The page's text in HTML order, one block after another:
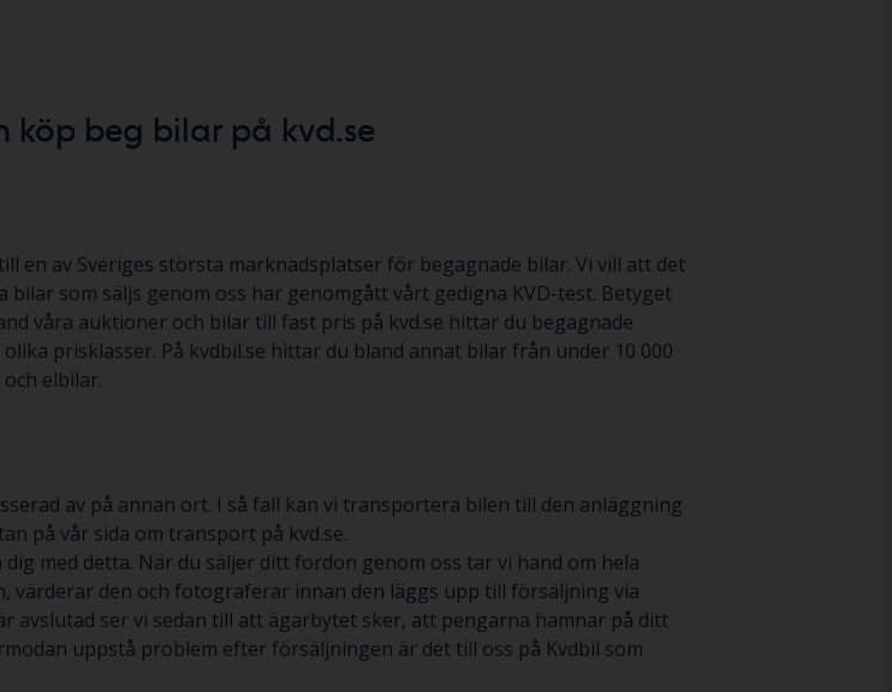
beg bilar på kvd.se
en av Sveriges största marknadsplatser för begagnade bilar. Vi vill att det
som säljs genom oss har genomgått vårt gedigna KVD-test. Betyget
våra auktioner och bilar till fast pris på kvd.se hittar du begagnade
prisklasser. På kvdbil.se hittar du bland annat bilar från under 10 000
elbilar.
av på annan ort. I så fall kan vi transportera bilen till den anläggning
på vår sida om transport på kvd.se.
med detta. När du säljer ditt fordon genom oss tar vi hand om hela
den och fotograferar innan den läggs upp till försäljning via
avslutad ser vi sedan till att ägarbytet sker, att pengarna hamnar på ditt
uppstå problem efter försäljningen är det till oss på Kvdbil som